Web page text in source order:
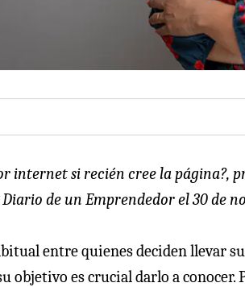
internet si recién cree la página?,
de un Emprendedor el 30 de
entre quienes deciden llevar
objetivo es crucial darlo a